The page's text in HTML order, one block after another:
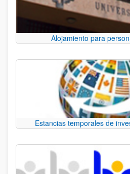
Alojamiento para
Estancias temporales de